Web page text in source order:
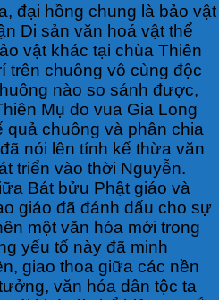
đại hồng chung là bảo vật
Di sản văn hoá vật thể
vật khác tại chùa Thiên
trên chuông vô cùng độc
nào so sánh được,
Mụ do vua Gia Long
quả chuông và phân chia
nói lên tính kế thừa văn
triển vào thời Nguyễn.
Bát bửu Phật giáo và
giáo đã đánh dấu cho sự
một văn hóa mới trong
yếu tố này đã minh
giao thoa giữa các nền
văn hóa dân tộc ta